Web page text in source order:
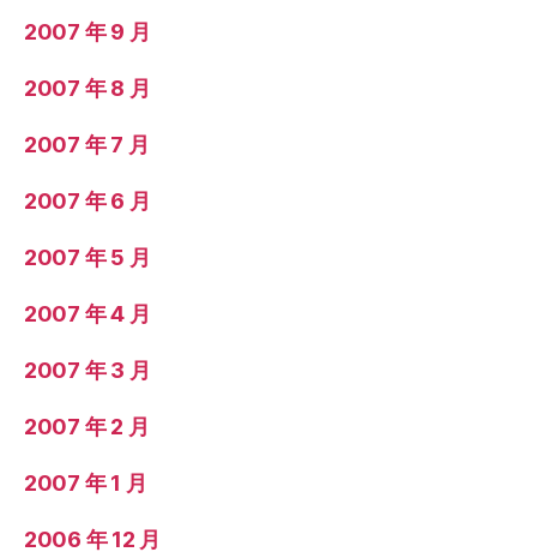
2007 年 9 月
2007 年 8 月
2007 年 7 月
2007 年 6 月
2007 年 5 月
2007 年 4 月
2007 年 3 月
2007 年 2 月
2007 年 1 月
2006 年 12 月